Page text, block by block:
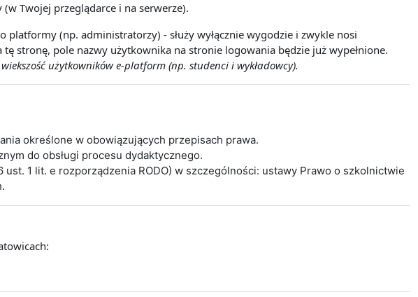
Twojej przeglądarce i na serwerze).
(np. administratorzy) - służy wyłącznie wygodzie i zwykle nosi
stronę, pole nazwy użytkownika na stronie logowania będzie już wypełnione.
użytkowników e-platform (np. studenci i wykładowcy).
określone w obowiązujących przepisach prawa.
do obsługi procesu dydaktycznego.
1 lit. e rozporządzenia RODO) w szczególności: ustawy Prawo o szkolnictwie